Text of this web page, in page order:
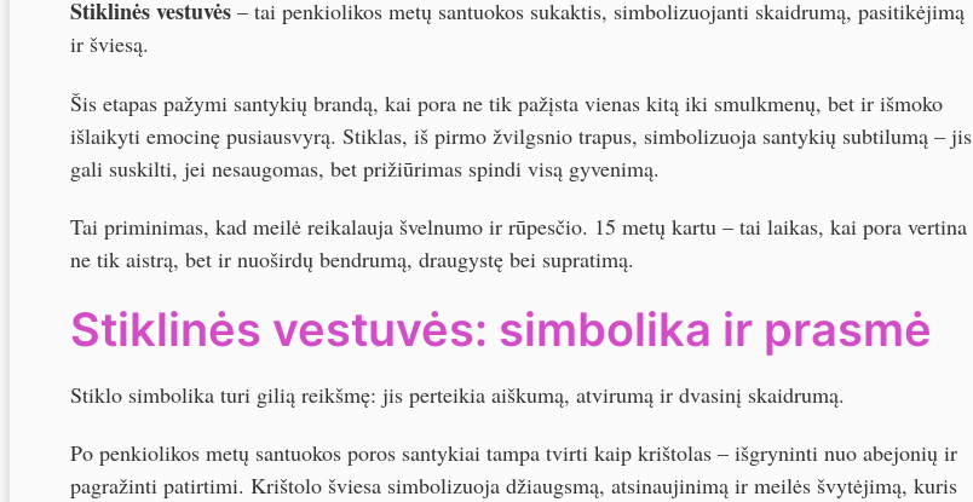
Stiklinės vestuvės – tai penkiolikos metų santuokos sukaktis, simbolizuojanti skaidrumą, pasitikėjimą
ir šviesą.
Šis etapas pažymi santykių brandą, kai pora ne tik pažįsta vienas kitą iki smulkmenų, bet ir išmoko
išlaikyti emocinę pusiausvyrą. Stiklas, iš pirmo žvilgsnio trapus, simbolizuoja santykių subtilumą – jis
gali suskilti, jei nesaugomas, bet prižiūrimas spindi visą gyvenimą.
Tai priminimas, kad meilė reikalauja švelnumo ir rūpesčio. 15 metų kartu – tai laikas, kai pora vertina
ne tik aistrą, bet ir nuoširdų bendrumą, draugystę bei supratimą.
Stiklinės vestuvės: simbolika ir prasmė
Stiklo simbolika turi gilią reikšmę: jis perteikia aiškumą, atvirumą ir dvasinį skaidrumą.
Po penkiolikos metų santuokos poros santykiai tampa tvirti kaip krištolas – išgryninti nuo abejonių ir
pagražinti patirtimi. Krištolo šviesa simbolizuoja džiaugsmą, atsinaujinimą ir meilės švytėjimą, kuris